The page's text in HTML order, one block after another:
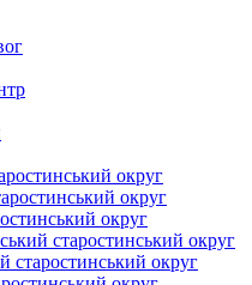
округ
округ
округ
старостинський округ
старостинський округ